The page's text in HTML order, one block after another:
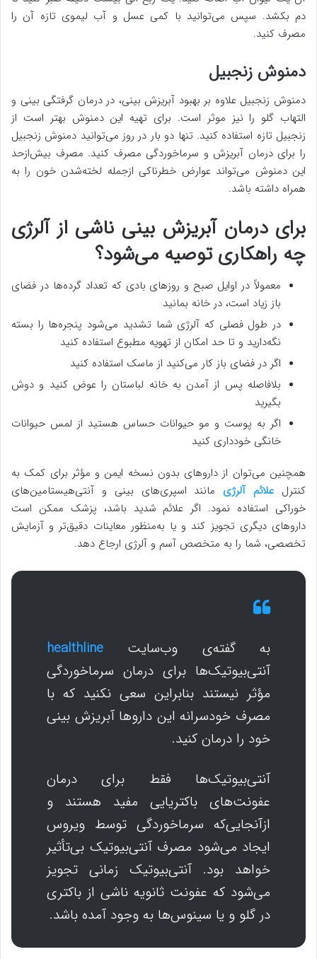
دم بکشد. سپس می‌توانید با کمی عسل و آب لیموی تازه آن را
مصرف کنید.
دمنوش زنجبیل
دمنوش زنجبیل علاوه بر بهبود آبریزش بینی، در درمان گرفتگی بینی و
التهاب گلو را نیز موثر است. برای تهیه این دمنوش بهتر است از
زنجبیل تازه استفاده کنید. تنها دو بار در روز می‌توانید دمنوش زنجبیل
را برای درمان آبریزش و سرماخوردگی مصرف کنید. مصرف بیش‌ازحد
این دمنوش می‌تواند عوارض خطرناکی ازجمله لخته‌شدن خون را به
همراه داشته باشد.
برای درمان آبریزش بینی ناشی از آلرژی
چه راهکاری توصیه می‌شود؟
معمولاً در اوایل صبح و روزهای بادی که تعداد گرده‌ها در فضای
باز زیاد است، در خانه بمانید
در طول فصلی که آلرژی شما تشدید می‌شود پنجره‌ها را بسته
نگه‌دارید و تا حد امکان از تهویه مطبوع استفاده کنید
اگر در فضای باز کار می‌کنید از ماسک استفاده کنید
بلافاصله پس از آمدن به خانه لباستان را عوض کنید و دوش
بگیرید
اگر به پوست و مو حیوانات حساس هستید از لمس حیوانات
خانگی خودداری کنید
همچنین می‌توان از داروهای بدون نسخه ایمن و مؤثر برای کمک به
کنترل علائم آلرژی مانند اسپری‌های بینی و آنتی‌هیستامین‌های
خوراکی استفاده نمود. اگر علائم شدید باشد، پزشک ممکن است
داروهای دیگری تجویز کند و یا به‌منظور معاینات دقیق‌تر و آزمایش
تخصصی، شما را به متخصص آسم و آلرژی ارجاع دهد.
به گفته‌ی وب‌سایت healthline
آنتی‌بیوتیک‌ها برای درمان سرماخوردگی
مؤثر نیستند بنابراین سعی نکنید که با
مصرف خودسرانه این داروها آبریزش بینی
خود را درمان کنید.
آنتی‌بیوتیک‌ها فقط برای درمان
عفونت‌های باکتریایی مفید هستند و
ازآنجایی‌که سرماخوردگی توسط ویروس
ایجاد می‌شود مصرف آنتی‌بیوتیک بی‌تأثیر
خواهد بود. آنتی‌بیوتیک زمانی تجویز
می‌شود که عفونت ثانویه ناشی از باکتری
در گلو و یا سینوس‌ها به وجود آمده باشد.